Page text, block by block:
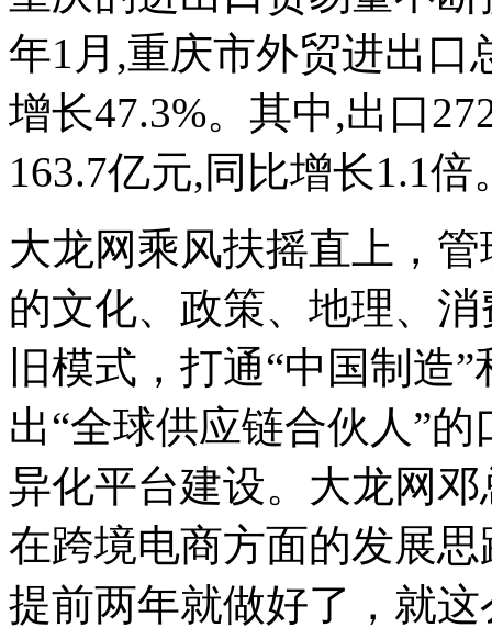
年1月,重庆市外贸进出口
增长47.3%。其中,出口
163.7亿元,同比增长1.1倍
大龙网乘风扶摇直上，
的文化、政策、地理、
旧模式，打通“中国制造
出“全球供应链合伙人”
异化平台建设。大龙网
在跨境电商方面的发展
提前两年就做好了，就